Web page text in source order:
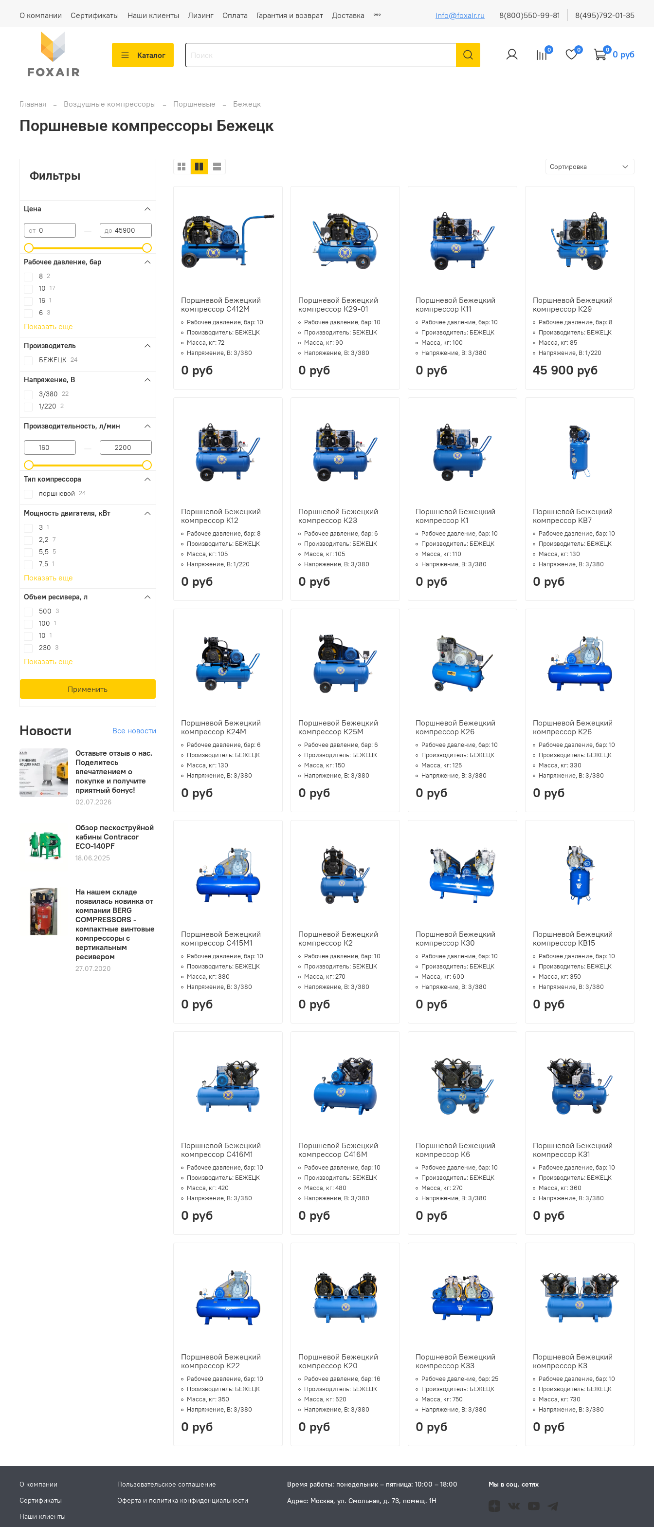
О компании Сертификаты Наши клиенты Лизинг Оплата Гарантия и возврат Доставка info@foxair.ru 8(800)550-99-81 8(495)792-01-35
Каталог
0 0 0 0 руб
Главная Воздушные компрессоры Поршневые Бежецк
Поршневые компрессоры Бежецк
Поршневой Бежецкий
компрессор С412М
Рабочее давление, бар:10
Производитель: БЕЖЕЦК
Масса, кг:72
Напряжение, В:3/380
0 руб
Поршневой Бежецкий
компрессор К29-01
Рабочее давление, бар:10
Производитель: БЕЖЕЦК
Масса, кг: 90
Напряжение, В:3/380
0 руб
Поршневой Бежецкий
компрессор К11
Рабочее давление, бар:10
Производитель: БЕЖЕЦК
Масса, кг:100
Напряжение, В:3/380
0 руб
Поршневой Бежецкий
компрессор К29
Рабочее давление, бар:8
Производитель: БЕЖЕЦК
Масса, кг:85
Напряжение, В:1/220
45 900 руб
Поршневой Бежецкий
компрессор К12
Рабочее давление, бар:8
Производитель: БЕЖЕЦК
Масса, кг:105
Напряжение, В:1/220
0 руб
Поршневой Бежецкий
компрессор К23
Рабочее давление, бар: 6
Производитель: БЕЖЕЦК
Масса, кг:105
Напряжение, В:3/380
0 руб
Поршневой Бежецкий
компрессор К1
Рабочее давление, бар:10
Производитель: БЕЖЕЦК
Масса, кг:110
Напряжение, В:3/380
0 руб
Поршневой Бежецкий
компрессор КВ7
Рабочее давление, бар:10
Производитель: БЕЖЕЦК
Масса, кг:130
Напряжение, В:3/380
0 руб
Поршневой Бежецкий
компрессор К24М
Рабочее давление, бар: 6
Производитель: БЕЖЕЦК
Масса, кг:130
Напряжение, В:3/380
0 руб
Поршневой Бежецкий
компрессор К25М
Рабочее давление, бар: 6
Производитель: БЕЖЕЦК
Масса, кг:150
Напряжение, В:3/380
0 руб
Поршневой Бежецкий
компрессор К26
Рабочее давление, бар:10
Производитель: БЕЖЕЦК
Масса, кг:125
Напряжение, В:3/380
0 руб
Поршневой Бежецкий
компрессор К26
Рабочее давление, бар:10
Производитель: БЕЖЕЦК
Масса, кг:330
Напряжение, В:3/380
0 руб
Поршневой Бежецкий
компрессор С415М1
Рабочее давление, бар:10
Производитель: БЕЖЕЦК
Масса, кг:380
Напряжение, В:3/380
0 руб
Поршневой Бежецкий
компрессор К2
Рабочее давление, бар:10
Производитель: БЕЖЕЦК
Масса, кг:270
Напряжение, В:3/380
0 руб
Поршневой Бежецкий
компрессор К30
Рабочее давление, бар:10
Производитель: БЕЖЕЦК
Масса, кг: 600
Напряжение, В:3/380
0 руб
Поршневой Бежецкий
компрессор КВ15
Рабочее давление, бар:10
Производитель: БЕЖЕЦК
Масса, кг:350
Напряжение, В:3/380
0 руб
Поршневой Бежецкий
компрессор С416М1
Рабочее давление, бар:10
Производитель: БЕЖЕЦК
Масса, кг:420
Напряжение, В:3/380
0 руб
Поршневой Бежецкий
компрессор С416М
Рабочее давление, бар:10
Производитель: БЕЖЕЦК
Масса, кг:480
Напряжение, В:3/380
0 руб
Поршневой Бежецкий
компрессор К6
Рабочее давление, бар:10
Производитель: БЕЖЕЦК
Масса, кг:270
Напряжение, В:3/380
0 руб
Поршневой Бежецкий
компрессор К31
Рабочее давление, бар:10
Производитель: БЕЖЕЦК
Масса, кг:360
Напряжение, В:3/380
0 руб
Поршневой Бежецкий
компрессор К22
Рабочее давление, бар:10
Производитель: БЕЖЕЦК
Масса, кг:350
Напряжение, В:3/380
0 руб
Поршневой Бежецкий
компрессор К20
Рабочее давление, бар:16
Производитель: БЕЖЕЦК
Масса, кг: 620
Напряжение, В:3/380
0 руб
Поршневой Бежецкий
компрессор К33
Рабочее давление, бар:25
Производитель: БЕЖЕЦК
Масса, кг:750
Напряжение, В:3/380
0 руб
Поршневой Бежецкий
компрессор К3
Рабочее давление, бар:10
Производитель: БЕЖЕЦК
Масса, кг:730
Напряжение, В:3/380
0 руб
Фильтры
Цена
от до
Рабочее давление, бар
8 2
10 17
16 1
6 3
Показать еще
Производитель
БЕЖЕЦК 24
Напряжение, В
3/380 22
1/220 2
Производительность, л/мин
Тип компрессора
поршневой 24
Мощность двигателя, кВт
3 1
2,2 7
5,5 5
7,5 1
Показать еще
Объем ресивера, л
500 3
100 1
10 1
230 3
Показать еще
Применить
Новости Все новости
Оставьте отзыв о нас.
Поделитесь
впечатлением о
покупке и получите
приятный бонус!
02.07.2026
Обзор пескоструйной
кабины Contracor
ECO-140PF
18.06.2025
На нашем складе
появилась новинка от
компании BERG
COMPRESSORS -
компактные винтовые
компрессоры с
вертикальным
ресивером
27.07.2020
О компании
Сертификаты
Наши клиенты
Пользовательское соглашение
Оферта и политика конфиденциальности
Время работы: понедельник – пятница: 10:00 – 18:00
Адрес: Москва, ул. Смольная, д. 73, помещ. 1Н
Мы в соц. сетях